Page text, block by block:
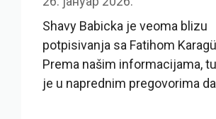
Shavy Babicka je veoma blizu
potpisivanja sa Fatihom
Prema našim informacijama,
je u naprednim pregovorima